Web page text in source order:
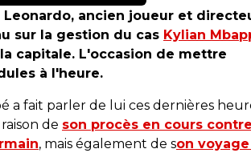
Leonardo, ancien joueur et
sur la gestion du cas Kylian
capitale. L'occasion de mettre
à l'heure.
a fait parler de lui ces dernières
de son procès en cours
, mais également de son